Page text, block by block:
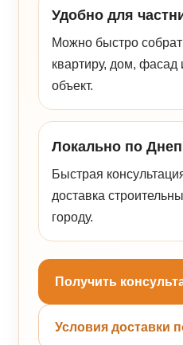
Удобно для
Можно быстро
квартиру, дом, фасад
объект.
Локально по
Быстрая
доставка
городу.
Получить
Условия доставки